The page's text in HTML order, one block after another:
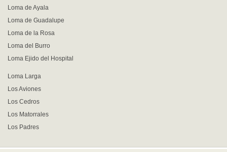
Loma de Ayala
Loma de Guadalupe
Loma de la Rosa
Loma del Burro
Loma Ejido del Hospital
Loma Larga
Los Aviones
Los Cedros
Los Matorrales
Los Padres